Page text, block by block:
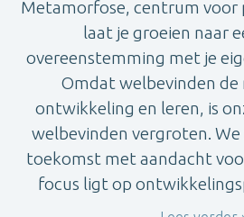
Metamorfose, centrum voor
laat je groeien naar
overeenstemming met je
Omdat welbevinden
ontwikkeling en leren, is
welbevinden vergroten.
toekomst met aandacht
focus ligt op